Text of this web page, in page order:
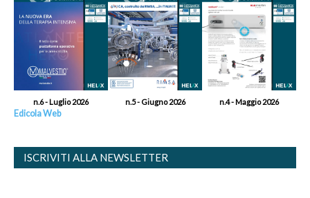
n.6 - Luglio 2026 n.5 - Giugno 2026 n.4 - Maggio 2026
Edicola Web
ISCRIVITI ALLA NEWSLETTER